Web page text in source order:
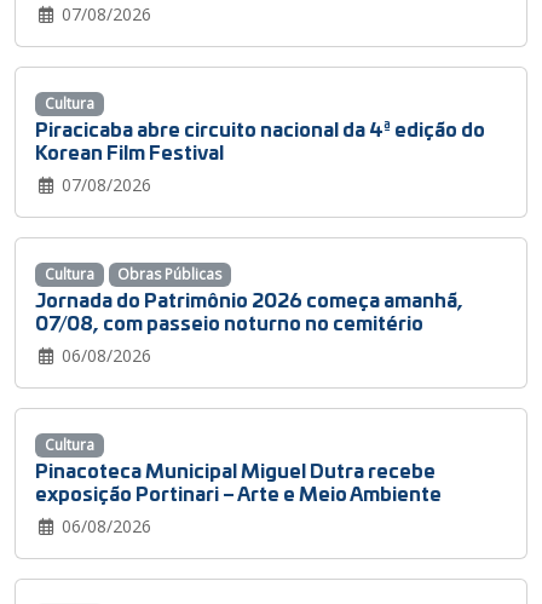
07/08/2026
Piracicaba abre circuito nacional da 4ª edição do
Korean Film Festival
07/08/2026
Cultura
Jornada do Patrimônio 2026 começa amanhã,
07/08, com passeio noturno no cemitério
06/08/2026
Cultura Obras Públicas
Pinacoteca Municipal Miguel Dutra recebe
exposição Portinari – Arte e Meio Ambiente
06/08/2026
Cultura